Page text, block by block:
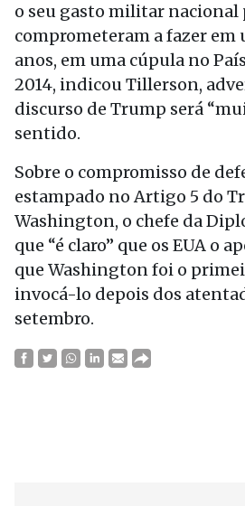
o seu gasto militar nacional
comprometeram a fazer em
anos, em uma cúpula no
2014, indicou Tillerson,
discurso de Trump será
sentido.
Sobre o compromisso de
estampado no Artigo 5 do
Washington, o chefe da
que “é claro” que os EUA o
que Washington foi o
invocá-lo depois dos
setembro.